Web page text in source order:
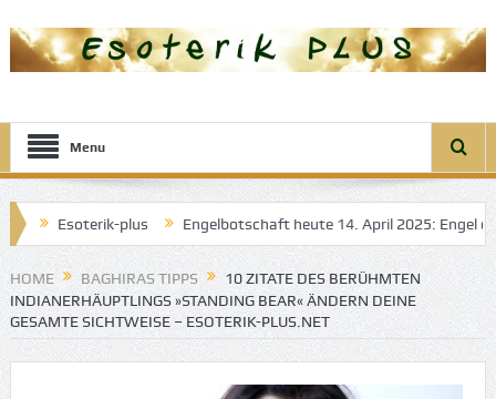
Menu
plus Engelbotschaft heute 14. April 2025: Engel der
HOME BAGHIRAS TIPPS
10 ZITATE DES BERÜHMTEN
INDIANERHÄUPTLINGS »STANDING BEAR« ÄNDERN DEINE
GESAMTE SICHTWEISE – ESOTERIK-PLUS.NET